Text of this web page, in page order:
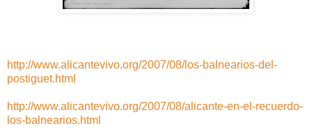
http://www.alicantevivo.org/2007/08/los-balnearios-del-
postiguet.html
http://www.alicantevivo.org/2007/08/alicante-en-el-recuerdo-
los-balnearios.html